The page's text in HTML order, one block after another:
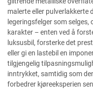
malerte eller pulverlakkerte
legeringsfelger som
karakter – enten ved å
luksusbil, forsterke det
eller gi en lastebil en
tilgjengelig
inntrykket, samtidig som
forbedrer kjøreeksperien